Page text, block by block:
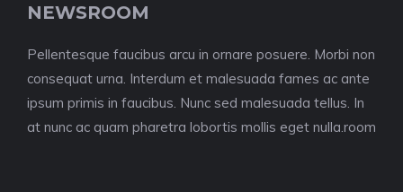
NEWSROOM
Pellentesque faucibus arcu in ornare posuere. Morbi non
consequat urna. Interdum et malesuada fames ac ante
ipsum primis in faucibus. Nunc sed malesuada tellus. In
at nunc ac quam pharetra lobortis mollis eget nulla.room